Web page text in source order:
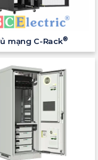
mạng C-Rack®